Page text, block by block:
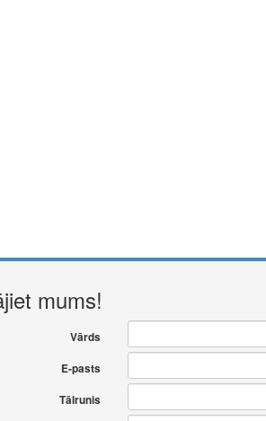
mums!
Vārds
E-pasts
Tālrunis